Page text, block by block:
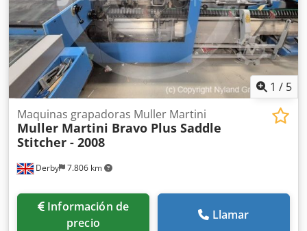
1 / 5
Derby 7.806 km
Maquinas grapadoras Muller Martini
Muller Martini Bravo Plus Saddle
Stitcher - 2008
Información de
precio
Llamar